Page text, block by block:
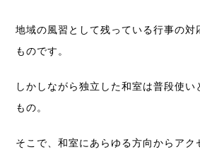
地域の風習として残っている行事の対
ものです。
しかしながら独立した和室は普段使い
もの。
そこで、和室にあらゆる方向からアク